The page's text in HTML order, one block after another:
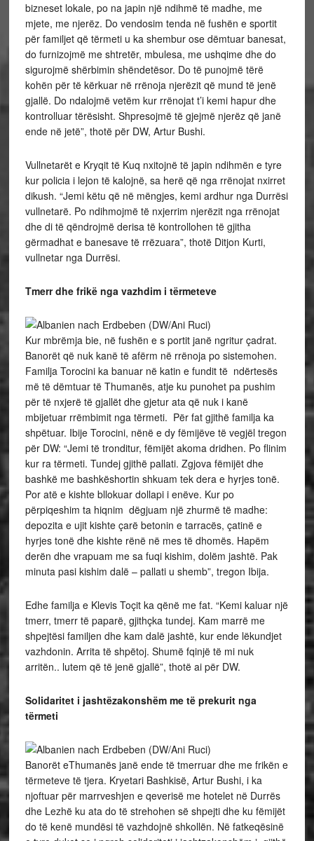
bizneset lokale, po na japin një ndihmë të madhe, me
mjete, me njerëz. Do vendosim tenda në fushën e sportit
për familjet që tërmeti u ka shembur ose dëmtuar banesat,
do furnizojmë me shtretër, mbulesa, me ushqime dhe do
sigurojmë shërbimin shëndetësor. Do të punojmë tërë
kohën për të kërkuar në rrënoja njerëzit që mund të jenë
gjallë. Do ndalojmë vetëm kur rrënojat t’i kemi hapur dhe
kontrolluar tërësisht. Shpresojmë të gjejmë njerëz që janë
ende në jetë”, thotë për DW, Artur Bushi.
Vullnetarët e Kryqit të Kuq nxitojnë të japin ndihmën e tyre
kur policia i lejon të kalojnë, sa herë që nga rrënojat nxirret
dikush. “Jemi këtu që në mëngjes, kemi ardhur nga Durrësi
vullnetarë. Po ndihmojmë të nxjerrim njerëzit nga rrënojat
dhe di të qëndrojmë derisa të kontrollohen të gjitha
gërmadhat e banesave të rrëzuara”, thotë Ditjon Kurti,
vullnetar nga Durrësi.
Tmerr dhe frikë nga vazhdim i tërmeteve
Kur mbrëmja bie, në fushën e s portit janë ngritur çadrat.
Banorët që nuk kanë të afërm në rrënoja po sistemohen.
Familja Torocini ka banuar në katin e fundit të ndërtesës
më të dëmtuar të Thumanës, atje ku punohet pa pushim
për të nxjerë të gjallët dhe gjetur ata që nuk i kanë
mbijetuar rrëmbimit nga tërmeti. Për fat gjithë familja ka
shpëtuar. Ibije Torocini, nënë e dy fëmijëve të vegjël tregon
për DW: “Jemi të tronditur, fëmijët akoma dridhen. Po flinim
kur ra tërmeti. Tundej gjithë pallati. Zgjova fëmijët dhe
bashkë me bashkëshortin shkuam tek dera e hyrjes tonë.
Por atë e kishte bllokuar dollapi i enëve. Kur po
përpiqeshim ta hiqnim dëgjuam një zhurmë të madhe:
depozita e ujit kishte çarë betonin e tarracës, çatinë e
hyrjes tonë dhe kishte rënë në mes të dhomës. Hapëm
derën dhe vrapuam me sa fuqi kishim, dolëm jashtë. Pak
minuta pasi kishim dalë – pallati u shemb”, tregon Ibija.
Edhe familja e Klevis Toçit ka qënë me fat. “Kemi kaluar një
tmerr, tmerr të paparë, gjithçka tundej. Kam marrë me
shpejtësi familjen dhe kam dalë jashtë, kur ende lëkundjet
vazhdonin. Arrita të shpëtoj. Shumë fqinjë të mi nuk
arritën.. lutem që të jenë gjallë”, thotë ai për DW.
Solidaritet i jashtëzakonshëm me të prekurit nga
tërmeti
Banorët eThumanës janë ende të tmerruar dhe me frikën e
tërmeteve të tjera. Kryetari Bashkisë, Artur Bushi, i ka
njoftuar për marrveshjen e qeverisë me hotelet në Durrës
dhe Lezhë ku ata do të strehohen së shpejti dhe ku fëmijët
do të kenë mundësi të vazhdojnë shkollën. Në fatkeqësinë